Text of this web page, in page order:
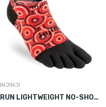
INJINJI
RUN LIGHTWEIGHT NO-SHOW